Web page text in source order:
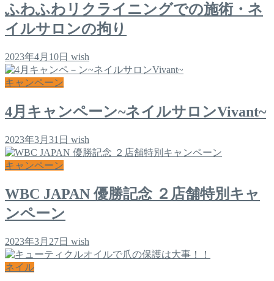
ふわふわリクライニングでの施術・ネ
イルサロンの拘り
2023年4月10日 wish
キャンペーン
4月キャンペーン~ネイルサロンVivant~
2023年3月31日 wish
キャンペーン
WBC JAPAN 優勝記念 ２店舗特別キャ
ンペーン
2023年3月27日 wish
ネイル